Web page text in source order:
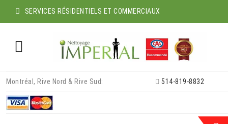
SERVICES RÉSIDENTIELS ET COMMERCIAUX
content
Montréal, Rive Nord & Rive Sud: 514-819-8832